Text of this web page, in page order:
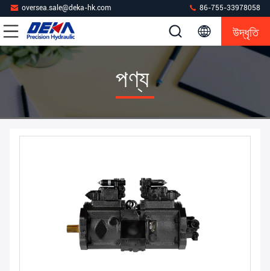
oversea.sale@deka-hk.com 86-755-33978058
উদ্ধৃতি
পণ্য